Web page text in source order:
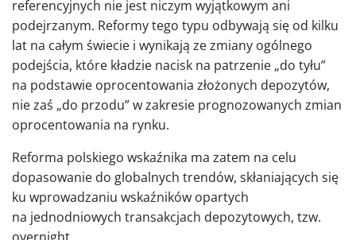
referencyjnych nie jest niczym wyjątkowym ani
podejrzanym. Reformy tego typu odbywają się od kilku
lat na całym świecie i wynikają ze zmiany ogólnego
podejścia, które kładzie nacisk na patrzenie „do tyłu”
na podstawie oprocentowania złożonych depozytów,
nie zaś „do przodu” w zakresie prognozowanych zmian
oprocentowania na rynku.
Reforma polskiego wskaźnika ma zatem na celu
dopasowanie do globalnych trendów, skłaniających się
ku wprowadzaniu wskaźników opartych
na jednodniowych transakcjach depozytowych, tzw.